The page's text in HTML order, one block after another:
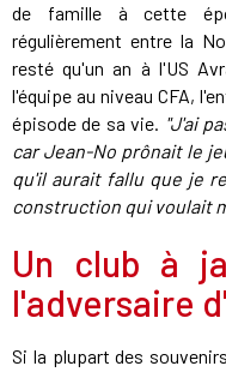
de famille à cette
régulièrement entre la
resté qu'un an à l'US
l'équipe au niveau CFA,
épisode de sa vie. "J'ai
car Jean-No prônait le
qu'il aurait fallu que je
construction qui voulait
Un club à
l'adversaire
Si la plupart des